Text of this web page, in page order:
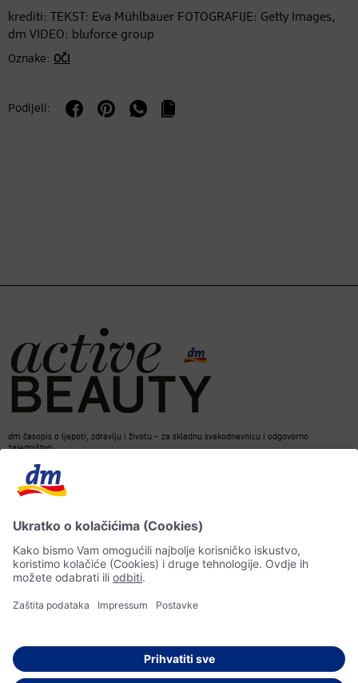
krediti: TEKST: Eva Mühlbauer FOTOGRAFIJE: Getty Images,
dm VIDEO: bluforce group
Oznake: OČI
Podijeli:
dm časopis o ljepoti, zdravlju i životu – za skladnu svakodnevnicu i odgovorno
zajedništvo.
© 2026 dm-drogerie markt d.o.o.